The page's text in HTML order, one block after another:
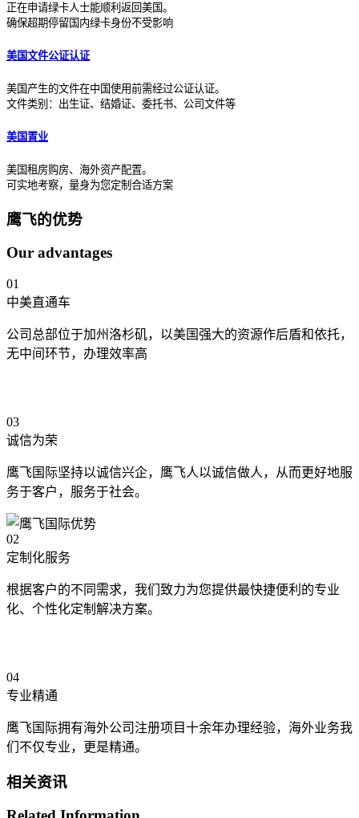
正在申请绿卡人士能顺利返回美国。
确保超期停留国内绿卡身份不受影响
美国文件公证认证
美国产生的文件在中国使用前需经过公证认证。
文件类别：出生证、结婚证、委托书、公司文件等
美国置业
美国租房购房、海外资产配置。
可实地考察，量身为您定制合适方案
鹰飞的优势
Our advantages
01
中美直通车
公司总部位于加州洛杉矶，以美国强大的资源作后盾和依托，
无中间环节，办理效率高
03
诚信为荣
鹰飞国际坚持以诚信兴企，鹰飞人以诚信做人，从而更好地服
务于客户，服务于社会。
02
定制化服务
根据客户的不同需求，我们致力为您提供最快捷便利的专业
化、个性化定制解决方案。
04
专业精通
鹰飞国际拥有海外公司注册项目十余年办理经验，海外业务我
们不仅专业，更是精通。
相关资讯